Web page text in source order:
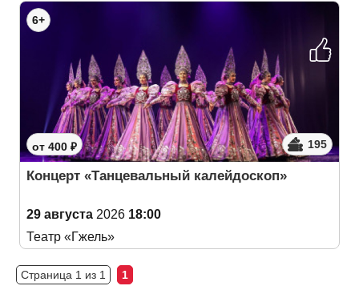
6+
от 400 ₽ 195
Концерт «Танцевальный калейдоскоп»
29 августа 2026 18:00
Театр «Гжель»
Страница 1 из 1 1